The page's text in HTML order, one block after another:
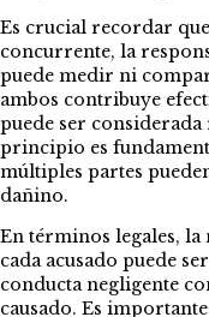
Es crucial recordar
concurrente, la
puede medir ni
ambos contribuye
puede ser considerada
principio es
múltiples partes
dañino.
En términos legales,
cada acusado puede
conducta negligente
causado. Es